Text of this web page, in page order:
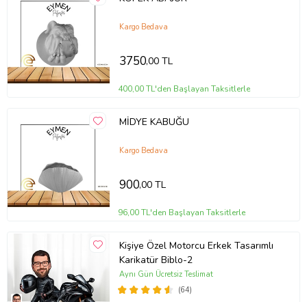
Kargo Bedava
3750,00 TL
400,00 TL'den Başlayan Taksitlerle
MİDYE KABUĞU
Kargo Bedava
900,00 TL
96,00 TL'den Başlayan Taksitlerle
Kişiye Özel Motorcu Erkek Tasarımlı
Karikatür Biblo-2
(64)
Aynı Gün Ücretsiz Teslimat